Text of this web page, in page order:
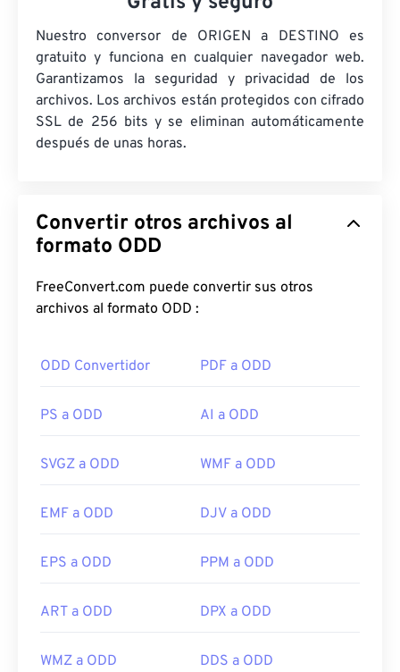
Nuestro conversor de ORIGEN a DESTINO es
gratuito y funciona en cualquier navegador web.
Garantizamos la seguridad y privacidad de los
archivos. Los archivos están protegidos con cifrado
SSL de 256 bits y se eliminan automáticamente
después de unas horas.
Convertir otros archivos al
formato ODD
FreeConvert.com puede convertir sus otros
archivos al formato ODD :
ODD Convertidor PDF a ODD
PS a ODD AI a ODD
SVGZ a ODD WMF a ODD
EMF a ODD DJV a ODD
EPS a ODD PPM a ODD
ART a ODD DPX a ODD
WMZ a ODD DDS a ODD